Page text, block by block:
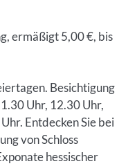
ermäßigt 5,00 €, bis
Besichtigung
Uhr, 12.30 Uhr,
Entdecken Sie bei
von Schloss
hessischer